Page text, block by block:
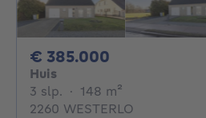
€ 385.000
Huis
3 slp. 3 slaapkamers
· 148 m²
2260 WESTERLO